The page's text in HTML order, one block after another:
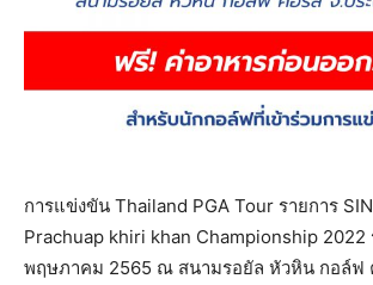
การแข่งขัน Thailand PGA Tour รายการ
Prachuap khiri khan Championship 2022
พฤษภาคม 2565 ณ สนามรอยัล หัวหิน กอล์ฟ